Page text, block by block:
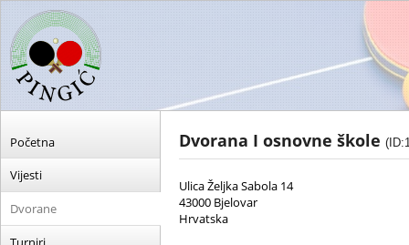
Početna
Vijesti
Dvorane
Dvorana I osnovne škole
Ulica Željka Sabola 14
43000 Bjelovar
Hrvatska